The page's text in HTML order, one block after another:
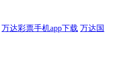
万达彩票手机app下载 万达国